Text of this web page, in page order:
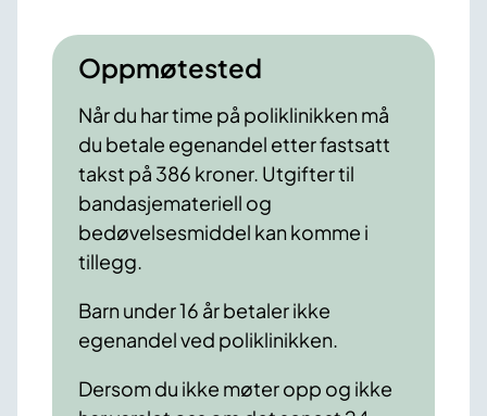
Oppmøtested
Når du har time på poliklinikken må
du betale egenandel etter fastsatt
takst på 386 kroner. Utgifter til
bandasjemateriell og
bedøvelsesmiddel kan komme i
tillegg.
Barn under 16 år betaler ikke
egenandel ved poliklinikken.
Dersom du ikke møter opp og ikke